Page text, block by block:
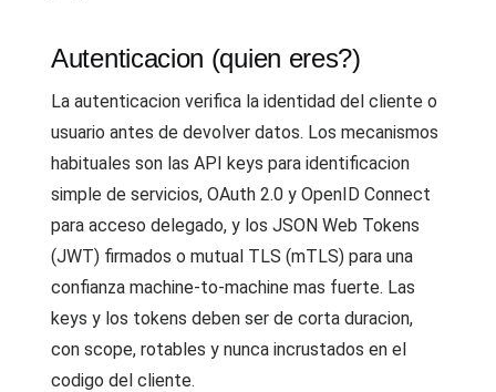
Autenticacion (quien eres?)
La autenticacion verifica la identidad del cliente o
usuario antes de devolver datos. Los mecanismos
habituales son las API keys para identificacion
simple de servicios, OAuth 2.0 y OpenID Connect
para acceso delegado, y los JSON Web Tokens
(JWT) firmados o mutual TLS (mTLS) para una
confianza machine-to-machine mas fuerte. Las
keys y los tokens deben ser de corta duracion,
con scope, rotables y nunca incrustados en el
codigo del cliente.